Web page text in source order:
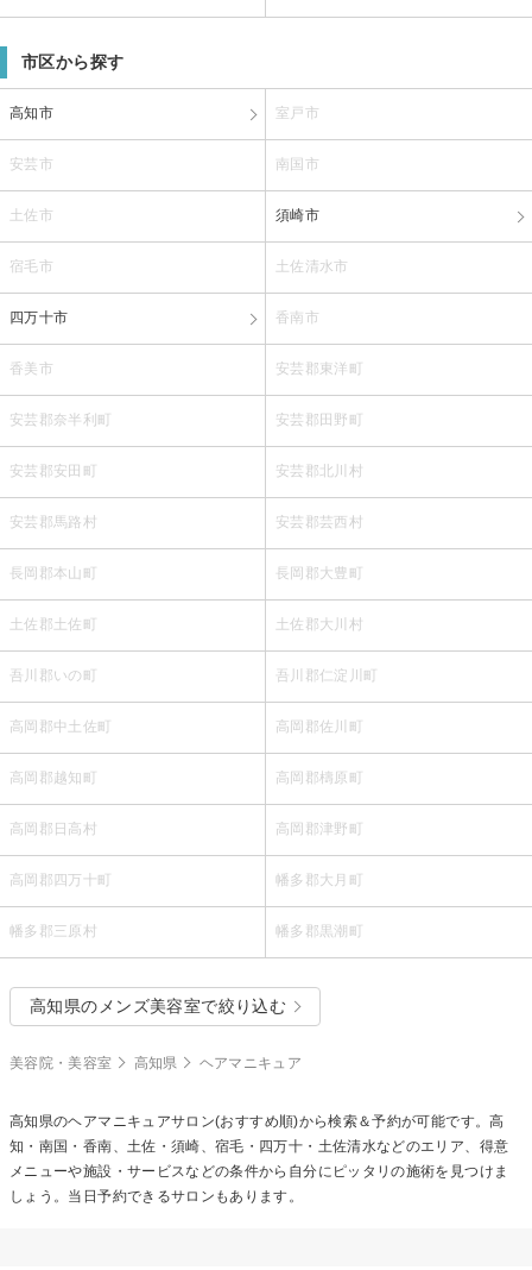
市区から探す
高知市 室戸市
安芸市 南国市
土佐市 須崎市
宿毛市 土佐清水市
四万十市 香南市
香美市 安芸郡東洋町
安芸郡奈半利町 安芸郡田野町
安芸郡安田町 安芸郡北川村
安芸郡馬路村 安芸郡芸西村
長岡郡本山町 長岡郡大豊町
土佐郡土佐町 土佐郡大川村
吾川郡いの町 吾川郡仁淀川町
高岡郡中土佐町 高岡郡佐川町
高岡郡越知町 高岡郡檮原町
高岡郡日高村 高岡郡津野町
高岡郡四万十町 幡多郡大月町
幡多郡三原村 幡多郡黒潮町
高知県のメンズ美容室で絞り込む
美容院・美容室 高知県 ヘアマニキュア
高知県のヘアマニキュアサロン(おすすめ順)から検索＆予約が可能です。高
知・南国・香南、土佐・須崎、宿毛・四万十・土佐清水などのエリア、得意
メニューや施設・サービスなどの条件から自分にピッタリの施術を見つけま
しょう。当日予約できるサロンもあります。